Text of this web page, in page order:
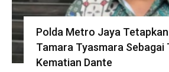
Polda Metro Jaya
Tamara Tyasmara Sebagai
Kematian Dante